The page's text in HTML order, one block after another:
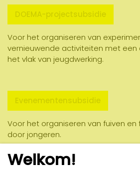
DOEMA-projectsubsidie
Voor het organiseren van
vernieuwende activiteiten met een
het vlak van jeugdwerking.
Evenementensubsidie
Voor het organiseren van fuiven en
door jongeren.
Welkom!